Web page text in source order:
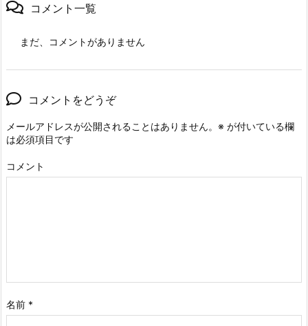
コメント一覧
まだ、コメントがありません
コメントをどうぞ
メールアドレスが公開されることはありません。 ※ が付いている欄
は必須項目です
コメント
名前 *